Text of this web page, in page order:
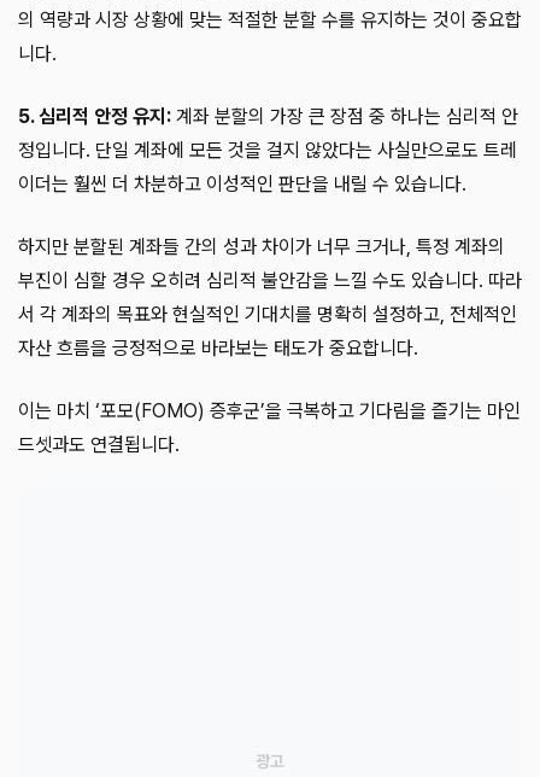
의 역량과 시장 상황에 맞는 적절한 분할 수를 유지하는 것이 중요합
니다.
5. 심리적 안정 유지: 계좌 분할의 가장 큰 장점 중 하나는 심리적 안
정입니다. 단일 계좌에 모든 것을 걸지 않았다는 사실만으로도 트레
이더는 훨씬 더 차분하고 이성적인 판단을 내릴 수 있습니다.
하지만 분할된 계좌들 간의 성과 차이가 너무 크거나, 특정 계좌의
부진이 심할 경우 오히려 심리적 불안감을 느낄 수도 있습니다. 따라
서 각 계좌의 목표와 현실적인 기대치를 명확히 설정하고, 전체적인
자산 흐름을 긍정적으로 바라보는 태도가 중요합니다.
이는 마치 ‘포모(FOMO) 증후군’을 극복하고 기다림을 즐기는 마인
드셋과도 연결됩니다.